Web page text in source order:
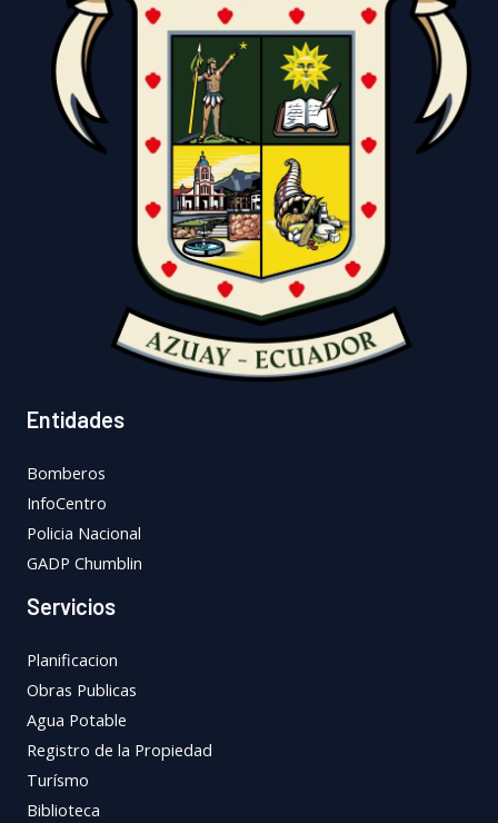
Entidades
Bomberos
InfoCentro
Policia Nacional
GADP Chumblin
Servicios
Planificacion
Obras Publicas
Agua Potable
Registro de la Propiedad
Turísmo
Biblioteca